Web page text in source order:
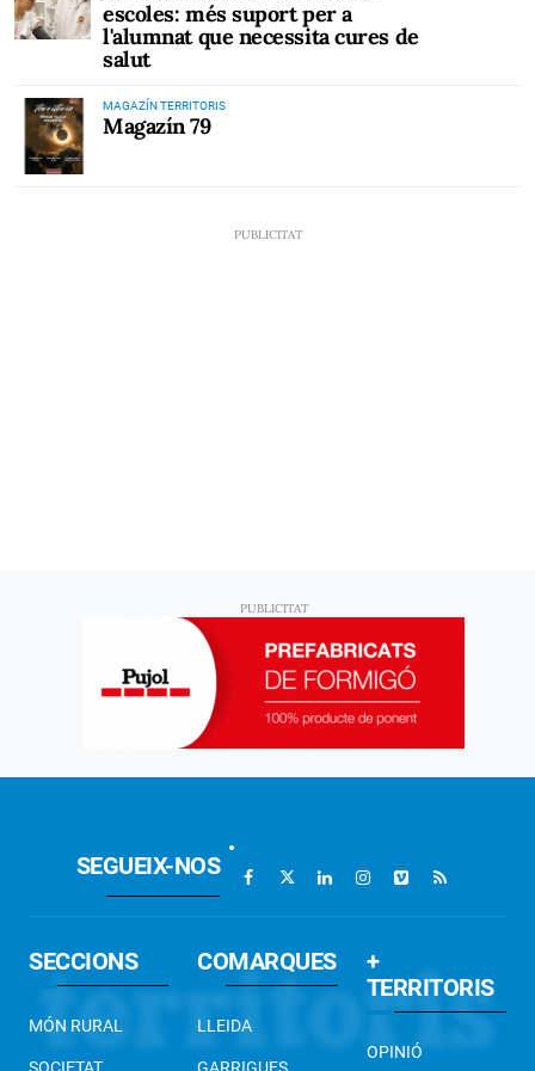
escoles: més suport per a
l'alumnat que necessita cures de
salut
MAGAZÍN TERRITORIS
Magazín 79
SEGUEIX-NOS
SECCIONS
MÓN RURAL
COMARQUES
LLEIDA
+
TERRITORIS
OPINIÓ